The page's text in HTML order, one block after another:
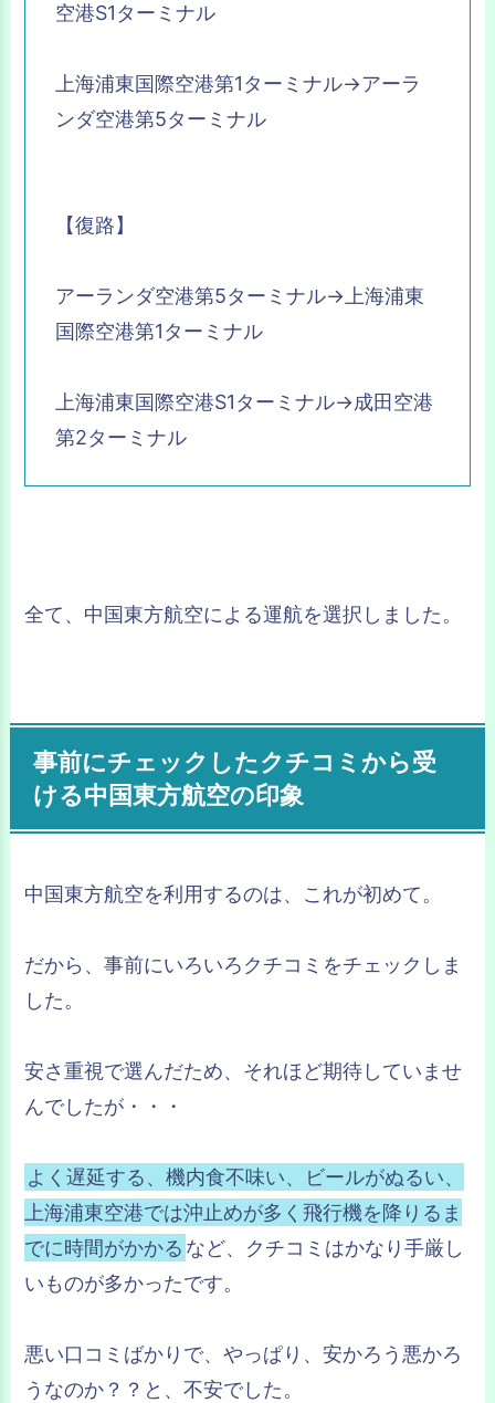
空港S1ターミナル
上海浦東国際空港第1ターミナル→アーラ
ンダ空港第5ターミナル
【復路】
アーランダ空港第5ターミナル→上海浦東
国際空港第1ターミナル
上海浦東国際空港S1ターミナル→成田空港
第2ターミナル
全て、中国東方航空による運航を選択しました。
事前にチェックしたクチコミから受
ける中国東方航空の印象
中国東方航空を利用するのは、これが初めて。
だから、事前にいろいろクチコミをチェックしま
した。
安さ重視で選んだため、それほど期待していませ
んでしたが・・・
よく遅延する、機内食不味い、ビールがぬるい、
上海浦東空港では沖止めが多く飛行機を降りるま
でに時間がかかる など、クチコミはかなり手厳し
いものが多かったです。
悪い口コミばかりで、やっぱり、安かろう悪かろ
うなのか？？と、不安でした。